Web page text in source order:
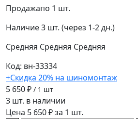
Продажапо 1 шт.
Наличие3 шт. (через 1-2 дн.)
Средняя Средняя Средняя
Код: вн-33334
+Скидка 20% на шиномонтаж
5 650 ₽ / 1 шт
3 шт. в наличии
Цена 5 650 ₽ за 1 шт.